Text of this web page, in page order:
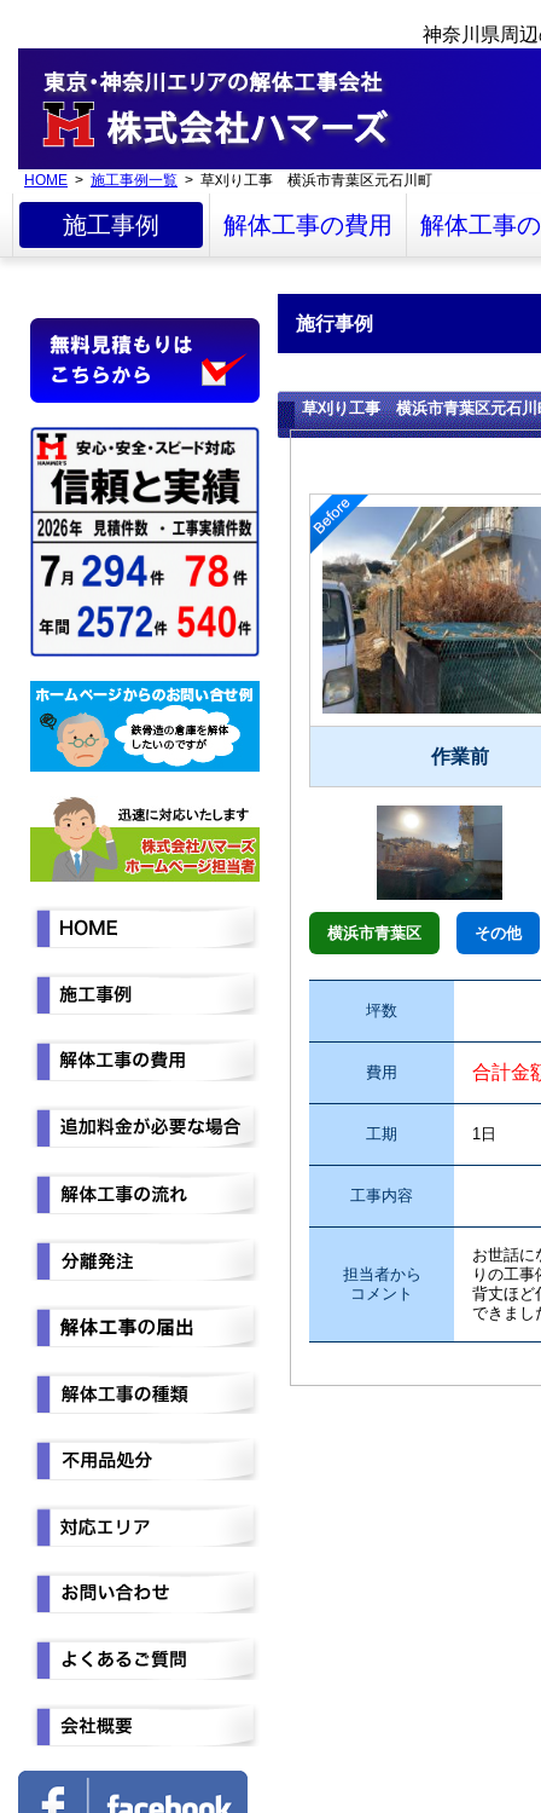
神奈川県周
HOME > 施工事例一覧 > 草刈り工事 横浜市青葉区元石川町
施工事例 解体工事の費用 解体工事
施行事例
草刈り工事 横浜市青葉区元石川
作業前
横浜市青葉区 その他
坪数
費用 合計金
工期 1日
工事内容
担当者から
コメント
お世話に
りの工事
背丈ほど
できまし